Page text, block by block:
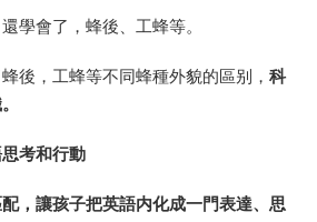
學會了，蜂後、工蜂等。
後，工蜂等不同蜂種外貌的區别， 科
考和行動
，讓孩子把英語内化成一門表達、思